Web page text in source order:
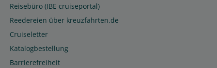
Reisebüro (IBE cruiseportal)
Reedereien über kreuzfahrten.de
Cruiseletter
Katalogbestellung
Barrierefreiheit